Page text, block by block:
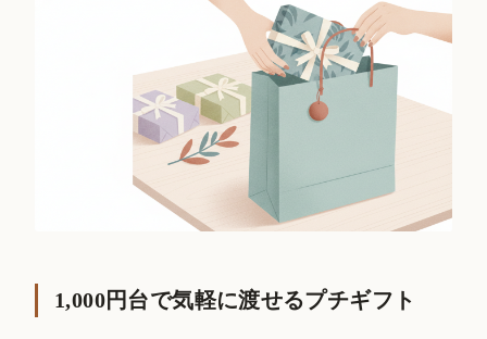
1,000円台で気軽に渡せるプチギフト